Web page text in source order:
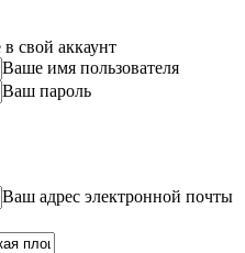
свой аккаунт
Ваше имя пользователя
Ваш пароль
Ваш адрес электронной почты